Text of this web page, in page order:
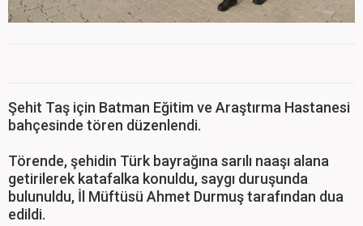
Şehit Taş için Batman Eğitim ve Araştırma Hastanesi
bahçesinde tören düzenlendi.
Törende, şehidin Türk bayrağına sarılı naaşı alana
getirilerek katafalka konuldu, saygı duruşunda
bulunuldu, İl Müftüsü Ahmet Durmuş tarafından dua
edildi.